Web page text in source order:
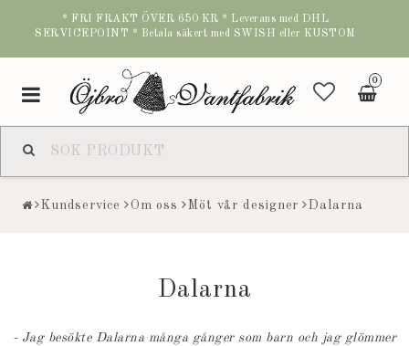
* FRI FRAKT ÖVER 650 KR * Leverans med DHL
SERVICEPOINT * Betala säkert med SWISH eller KUSTOM
0
Toggle
navigation
Kundservice Om oss Möt vår designer Dalarna
Dalarna
- Jag besökte Dalarna många gånger som barn och jag glömmer